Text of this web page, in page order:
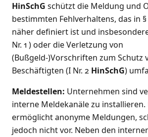
HinSchG schützt die Meldung und
bestimmten Fehlverhaltens, das in §
näher definiert ist und
Nr. 1 ) oder die Verletzung von
(Bußgeld-)Vorschriften zum Schutz
Beschäftigten (I Nr. 2 HinSchG)
Meldestellen: Unternehmen sind
interne Meldekanäle zu installieren.
ermöglicht anonyme Meldungen,
jedoch nicht vor. Neben den